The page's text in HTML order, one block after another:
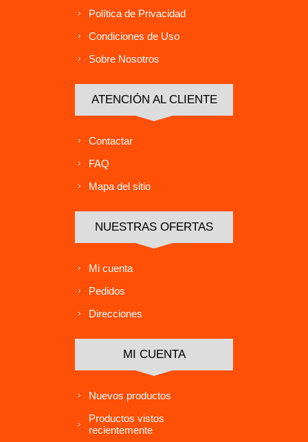
Política de Privacidad
Condiciones de Uso
Sobre Nosotros
ATENCIÓN AL CLIENTE
Contactar
FAQ
Mapa del sitio
NUESTRAS OFERTAS
Mi cuenta
Pedidos
Direcciones
MI CUENTA
Nuevos productos
Productos vistos
recientemente